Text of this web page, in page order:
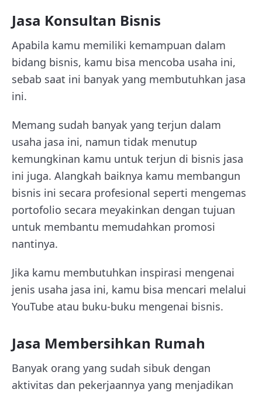
Jasa Konsultan Bisnis
Apabila kamu memiliki kemampuan dalam
bidang bisnis, kamu bisa mencoba usaha ini,
sebab saat ini banyak yang membutuhkan jasa
ini.
Memang sudah banyak yang terjun dalam
usaha jasa ini, namun tidak menutup
kemungkinan kamu untuk terjun di bisnis jasa
ini juga. Alangkah baiknya kamu membangun
bisnis ini secara profesional seperti mengemas
portofolio secara meyakinkan dengan tujuan
untuk membantu memudahkan promosi
nantinya.
Jika kamu membutuhkan inspirasi mengenai
jenis usaha jasa ini, kamu bisa mencari melalui
YouTube atau buku-buku mengenai bisnis.
Jasa Membersihkan Rumah
Banyak orang yang sudah sibuk dengan
aktivitas dan pekerjaannya yang menjadikan